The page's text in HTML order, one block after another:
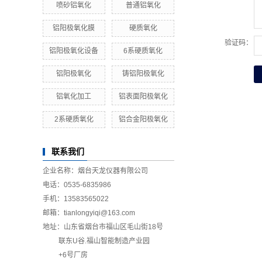
喷砂铝氧化 普通铝氧化
铝阳极氧化膜 硬质氧化
铝阳极氧化设备 6系硬质氧化
铝阳极氧化 铸铝阳极氧化
铝氧化加工 铝表面阳极氧化
2系硬质氧化 铝合金阳极氧化
联系我们
企业名称：烟台天龙仪器有限公司
电话：0535-6835986
手机：13583565022
邮箱：tianlongyiqi@163.com
地址：山东省烟台市福山区毛山街18号
联东U谷.福山智能制造产业园
+6号厂房
验证码：